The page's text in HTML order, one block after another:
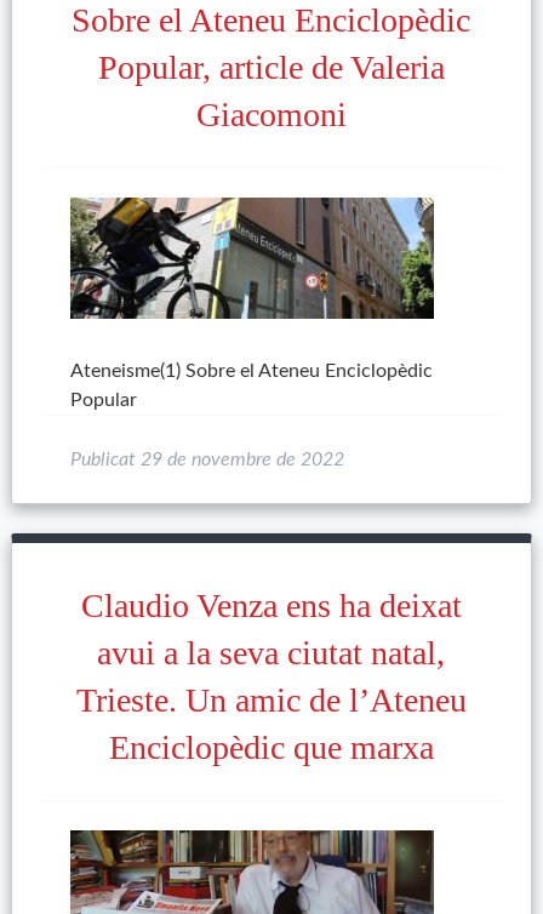
Sobre el Ateneu Enciclopèdic
Popular, article de Valeria
Giacomoni
Ateneisme(1) Sobre el Ateneu Enciclopèdic
Popular
Publicat 29 de novembre de 2022
Claudio Venza ens ha deixat
avui a la seva ciutat natal,
Trieste. Un amic de l’Ateneu
Enciclopèdic que marxa